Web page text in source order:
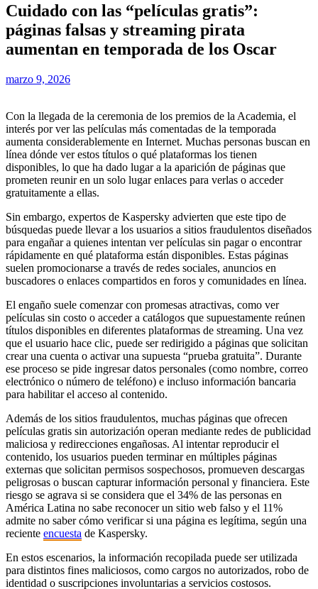
Cuidado con las “películas gratis”:
páginas falsas y streaming pirata
aumentan en temporada de los Oscar
marzo 9, 2026
Con la llegada de la ceremonia de los premios de la Academia, el
interés por ver las películas más comentadas de la temporada
aumenta considerablemente en Internet. Muchas personas buscan en
línea dónde ver estos títulos o qué plataformas los tienen
disponibles, lo que ha dado lugar a la aparición de páginas que
prometen reunir en un solo lugar enlaces para verlas o acceder
gratuitamente a ellas.
Sin embargo, expertos de Kaspersky advierten que este tipo de
búsquedas puede llevar a los usuarios a sitios fraudulentos diseñados
para engañar a quienes intentan ver películas sin pagar o encontrar
rápidamente en qué plataforma están disponibles. Estas páginas
suelen promocionarse a través de redes sociales, anuncios en
buscadores o enlaces compartidos en foros y comunidades en línea.
El engaño suele comenzar con promesas atractivas, como ver
películas sin costo o acceder a catálogos que supuestamente reúnen
títulos disponibles en diferentes plataformas de streaming. Una vez
que el usuario hace clic, puede ser redirigido a páginas que solicitan
crear una cuenta o activar una supuesta “prueba gratuita”. Durante
ese proceso se pide ingresar datos personales (como nombre, correo
electrónico o número de teléfono) e incluso información bancaria
para habilitar el acceso al contenido.
Además de los sitios fraudulentos, muchas páginas que ofrecen
películas gratis sin autorización operan mediante redes de publicidad
maliciosa y redirecciones engañosas. Al intentar reproducir el
contenido, los usuarios pueden terminar en múltiples páginas
externas que solicitan permisos sospechosos, promueven descargas
peligrosas o buscan capturar información personal y financiera. Este
riesgo se agrava si se considera que el 34% de las personas en
América Latina no sabe reconocer un sitio web falso y el 11%
admite no saber cómo verificar si una página es legítima, según una
reciente encuesta de Kaspersky.
En estos escenarios, la información recopilada puede ser utilizada
para distintos fines maliciosos, como cargos no autorizados, robo de
identidad o suscripciones involuntarias a servicios costosos.